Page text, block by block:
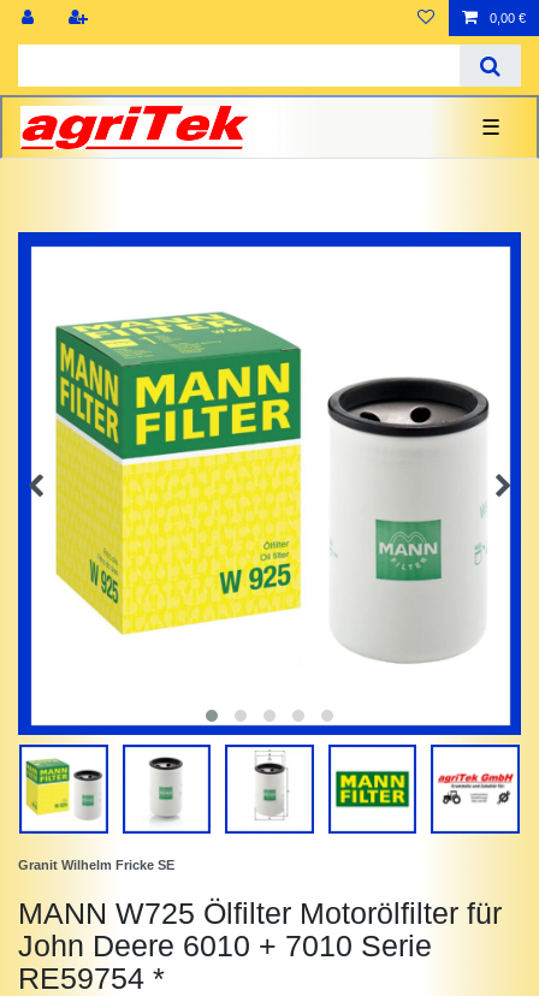
0,00 €
☰
Granit Wilhelm Fricke SE
MANN W725 Ölfilter Motorölfilter für
John Deere 6010 + 7010 Serie
RE59754 *